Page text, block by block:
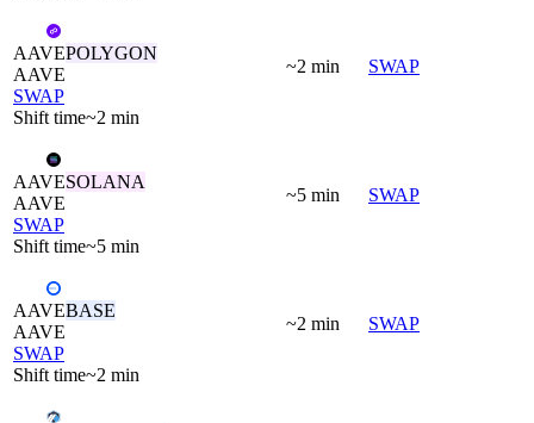
AAVEPOLYGON
AAVE
SWAP
Shift time~2 min
~2 min SWAP
AAVESOLANA
AAVE
SWAP
Shift time~5 min
~5 min SWAP
AAVEBASE
AAVE
SWAP
Shift time~2 min
~2 min SWAP